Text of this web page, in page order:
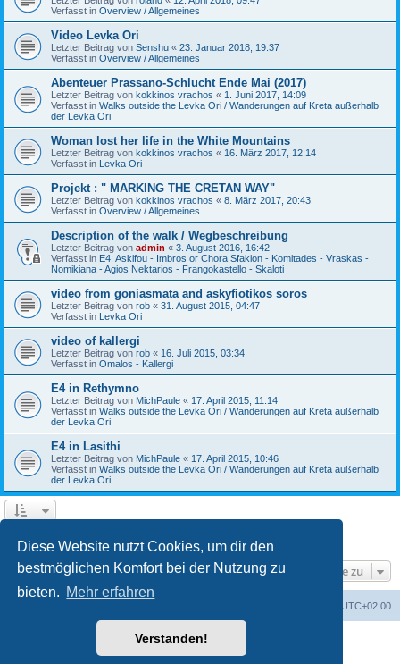
Diese Website nutzt Cookies, um dir den
bestmöglichen Komfort bei der Nutzung zu
bieten. Mehr erfahren
Verstanden!
Verfasst in Overview / Allgemeines
Video Levka Ori
Letzter Beitrag von Senshu « 23. Januar 2018, 19:37
Verfasst in Overview / Allgemeines
Abenteuer Prassano-Schlucht Ende Mai (2017)
Letzter Beitrag von kokkinos vrachos « 1. Juni 2017, 14:09
Verfasst in Walks outside the Levka Ori / Wanderungen auf Kreta außerhalb
der Levka Ori
Woman lost her life in the White Mountains
Letzter Beitrag von kokkinos vrachos « 16. März 2017, 12:14
Verfasst in Levka Ori
Projekt : " MARKING THE CRETAN WAY"
Letzter Beitrag von kokkinos vrachos « 8. März 2017, 20:43
Verfasst in Overview / Allgemeines
Description of the walk / Wegbeschreibung
Letzter Beitrag von admin « 3. August 2016, 16:42
Verfasst in E4: Askifou - Imbros or Chora Sfakion - Komitades - Vraskas -
Nomikiana - Agios Nektarios - Frangokastello - Skaloti
video from goniasmata and askyfiotikos soros
Letzter Beitrag von rob « 31. August 2015, 04:47
Verfasst in Levka Ori
video of kallergi
Letzter Beitrag von rob « 16. Juli 2015, 03:34
Verfasst in Omalos - Kallergi
E4 in Rethymno
Letzter Beitrag von MichPaule « 17. April 2015, 11:14
Verfasst in Walks outside the Levka Ori / Wanderungen auf Kreta außerhalb
der Levka Ori
E4 in Lasithi
Letzter Beitrag von MichPaule « 17. April 2015, 10:46
Verfasst in Walks outside the Levka Ori / Wanderungen auf Kreta außerhalb
der Levka Ori
Gehe zu
UTC+02:00
Powered byphpBB® Forum Software © phpBB Limited
phpBB.de